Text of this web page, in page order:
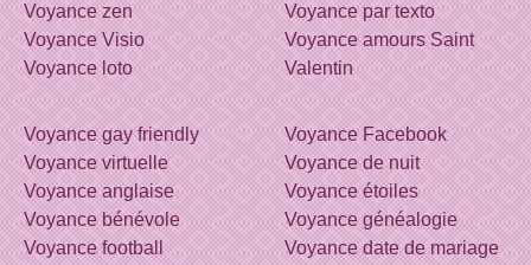
Voyance zen
Voyance Visio
Voyance loto
Voyance par texto
Voyance amours Saint
Valentin
Voyance gay friendly
Voyance virtuelle
Voyance anglaise
Voyance bénévole
Voyance football
Voyance Facebook
Voyance de nuit
Voyance étoiles
Voyance généalogie
Voyance date de mariage